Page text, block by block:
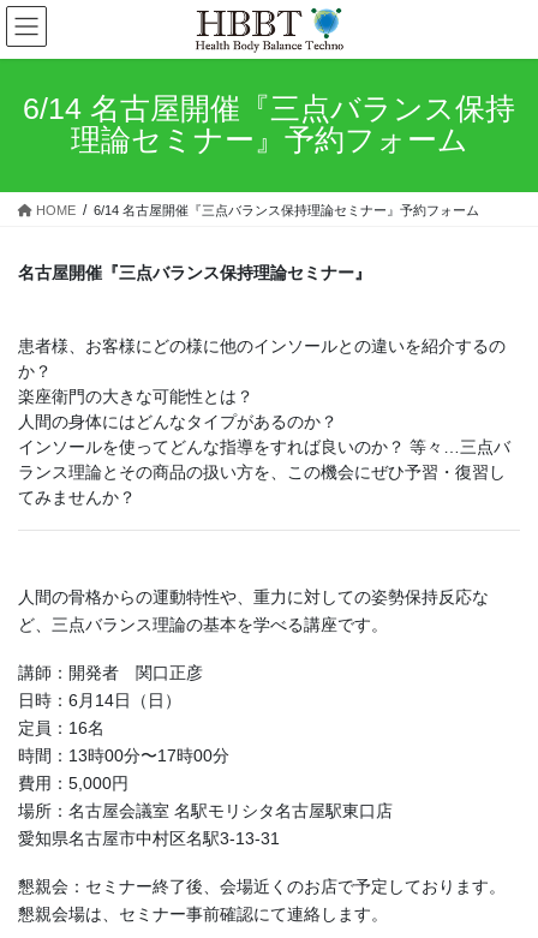
コ
ン
テ
ナ
ビ
ゲ
6/14 名古屋開催『三点バランス保持
理論セミナー』予約フォーム
HOME 6/14 名古屋開催『三点バランス保持理論セミナー』予約フォーム
名古屋開催『三点バランス保持理論セミナー』
患者様、お客様にどの様に他のインソールとの違いを紹介するの
か？
楽座衛門の大きな可能性とは？
人間の身体にはどんなタイプがあるのか？
インソールを使ってどんな指導をすれば良いのか？ 等々…三点バ
ランス理論とその商品の扱い方を、この機会にぜひ予習・復習し
てみませんか？
人間の骨格からの運動特性や、重力に対しての姿勢保持反応な
ど、 三点バランス理論の基本を学べる講座です。
講師：開発者 関口正彦
日時：6月14日（日）
定員：16名
時間：13時00分〜17時00分
費用：5,000円
場所：名古屋会議室 名駅モリシタ名古屋駅東口店
愛知県名古屋市中村区名駅3-13-31
懇親会：セミナー終了後、会場近くのお店で予定しております。
懇親会場は、セミナー事前確認にて連絡します。